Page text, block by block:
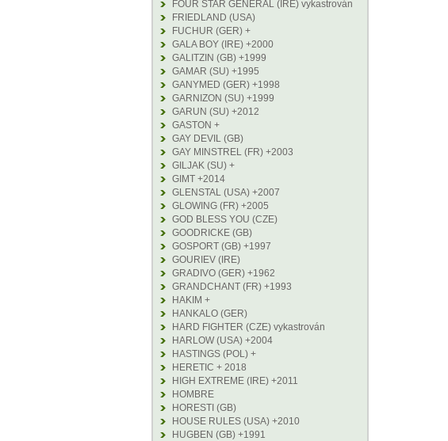
FOUR STAR GENERAL (IRE) vykastrován
FRIEDLAND (USA)
FUCHUR (GER) +
GALA BOY (IRE) +2000
GALITZIN (GB) +1999
GAMAR (SU) +1995
GANYMED (GER) +1998
GARNIZON (SU) +1999
GARUN (SU) +2012
GASTON +
GAY DEVIL (GB)
GAY MINSTREL (FR) +2003
GILJAK (SU) +
GIMT +2014
GLENSTAL (USA) +2007
GLOWING (FR) +2005
GOD BLESS YOU (CZE)
GOODRICKE (GB)
GOSPORT (GB) +1997
GOURIEV (IRE)
GRADIVO (GER) +1962
GRANDCHANT (FR) +1993
HAKIM +
HANKALO (GER)
HARD FIGHTER (CZE) vykastrován
HARLOW (USA) +2004
HASTINGS (POL) +
HERETIC + 2018
HIGH EXTREME (IRE) +2011
HOMBRE
HORESTI (GB)
HOUSE RULES (USA) +2010
HUGBEN (GB) +1991